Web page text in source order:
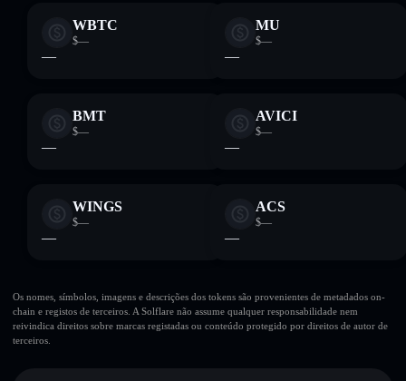
WBTC
$—
—
MU
$—
—
BMT
$—
—
AVICI
$—
—
WINGS
$—
—
ACS
$—
—
Os nomes, símbolos, imagens e descrições dos tokens são provenientes de metadados on-
chain e registos de terceiros. A Solflare não assume qualquer responsabilidade nem
reivindica direitos sobre marcas registadas ou conteúdo protegido por direitos de autor de
terceiros.